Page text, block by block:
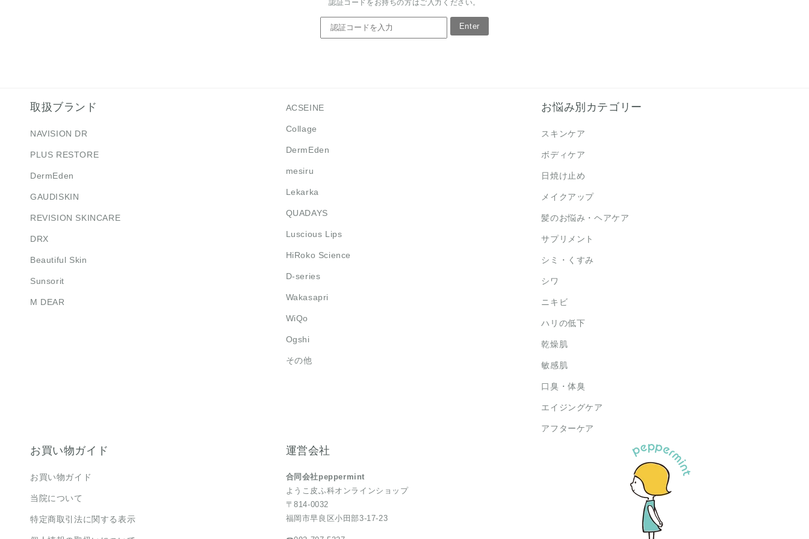
認証コードをお持ちの方はご入力ください。
Enter
取扱ブランド
NAVISION DR
PLUS RESTORE
DermEden
GAUDISKIN
REVISION SKINCARE
DRX
Beautiful Skin
Sunsorit
M DEAR
ACSEINE
Collage
DermEden
mesiru
Lekarka
QUADAYS
Luscious Lips
HiRoko Science
D-series
Wakasapri
WiQo
Ogshi
その他
お悩み別カテゴリー
スキンケア
ボディケア
日焼け止め
メイクアップ
髪のお悩み・ヘアケア
サプリメント
シミ・くすみ
シワ
ニキビ
ハリの低下
乾燥肌
敏感肌
口臭・体臭
エイジングケア
アフターケア
お買い物ガイド
お買い物ガイド
当院について
特定商取引法に関する表示
運営会社
合同会社peppermint
ようこ皮ふ科オンラインショップ
〒814-0032
福岡市早良区小田部3-17-23